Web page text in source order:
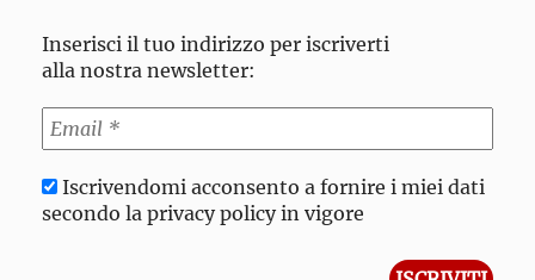
Inserisci il tuo indirizzo per iscriverti
alla nostra newsletter:
Iscrivendomi acconsento a fornire i miei dati
secondo la privacy policy in vigore